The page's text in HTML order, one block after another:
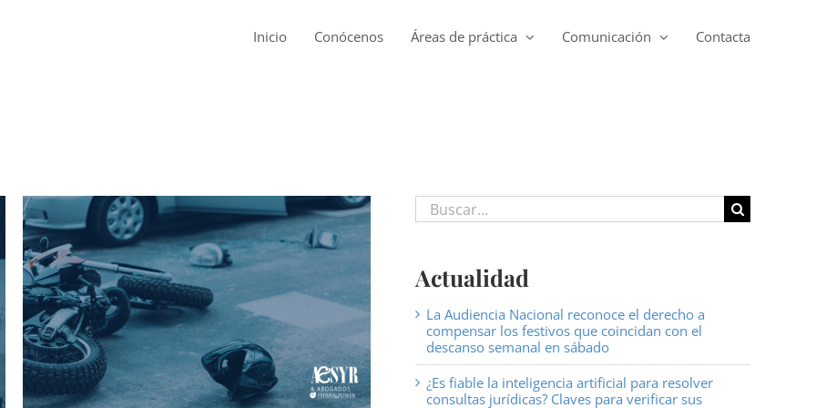
Inicio Conócenos Áreas de práctica Comunicación Contacta
Buscar:
Actualidad
La Audiencia Nacional reconoce el derecho a
compensar los festivos que coincidan con el
descanso semanal en sábado
¿Es fiable la inteligencia artificial para resolver
consultas jurídicas? Claves para verificar sus